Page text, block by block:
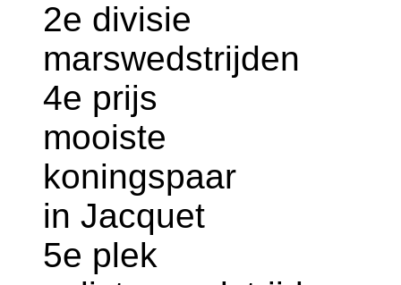
2e divisie
marswedstrijden
4e prijs
mooiste
koningspaar
in Jacquet
5e plek